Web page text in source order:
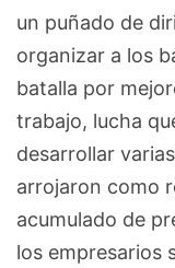
un puñado de
organizar a los
batalla por
trabajo, lucha
desarrollar
arrojaron como
acumulado de
los empresarios